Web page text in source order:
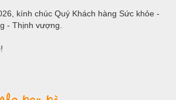
kính chúc Quý Khách hàng Sức khỏe -
- Thịnh vượng.